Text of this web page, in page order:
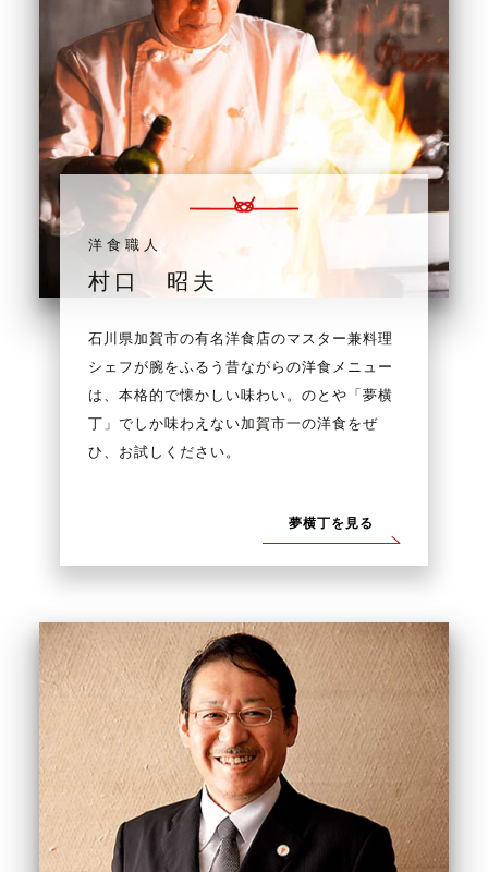
洋食職人
村口 昭夫
石川県加賀市の有名洋食店のマスター兼料理
シェフが腕をふるう昔ながらの洋食メニュー
は、本格的で懐かしい味わい。のとや「夢横
丁」でしか味わえない加賀市一の洋食をぜ
ひ、お試しください。
夢横丁を見る